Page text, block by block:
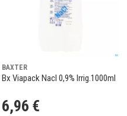
BAXTER
Bx Viapack Nacl 0,9% Irrig.1000ml
6,96 €